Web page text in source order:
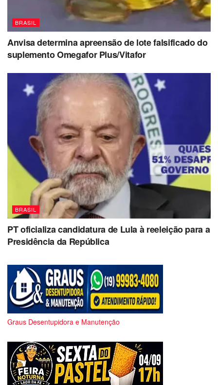
BRASIL
Anvisa determina apreensão de lote falsificado do
suplemento Omegafor Plus/Vitafor
BRASIL
PT oficializa candidatura de Lula à reeleição para a
Presidência da República
Graus Desentupidora e Manutenção